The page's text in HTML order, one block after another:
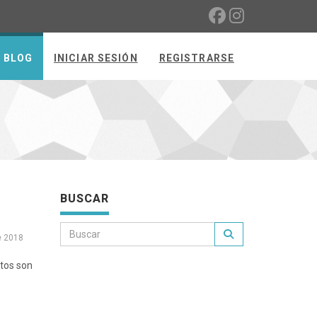
BLOG INICIAR SESIÓN REGISTRARSE
2018
son
BUSCAR